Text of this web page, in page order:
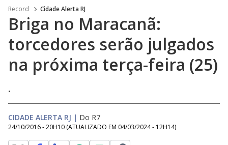
Record Cidade Alerta RJ
Briga no Maracanã:
torcedores serão julgados
na próxima terça-feira (25)
.
CIDADE ALERTA RJ | Do R7
24/10/2016 - 20H10 (ATUALIZADO EM 04/03/2024 - 12H14)